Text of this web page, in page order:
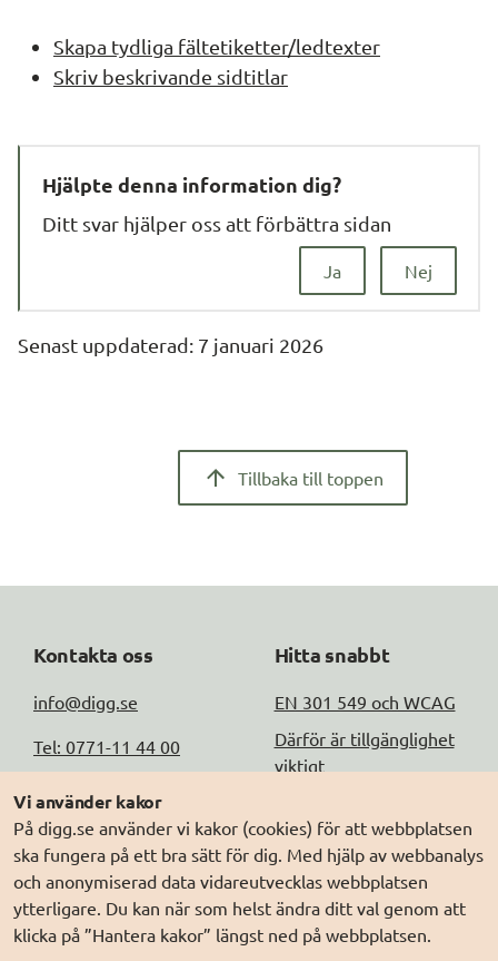
Vi använder kakor
På digg.se använder vi kakor (cookies) för att webbplatsen
ska fungera på ett bra sätt för dig. Med hjälp av webbanalys
och anonymiserad data vidareutvecklas webbplatsen
ytterligare. Du kan när som helst ändra ditt val genom att
klicka på ”Hantera kakor” längst ned på webbplatsen.
Skapa tydliga fältetiketter/ledtexter
Skriv beskrivande sidtitlar
Hjälpte denna information dig?
Nej
Ja
Ditt svar hjälper oss att förbättra sidan
Senast uppdaterad: 7 januari 2026
Tillbaka till toppen
Kontakta oss
info@digg.se
Tel: 0771-11 44 00
Peppol-id:
0007:2021006883
Fler kontaktuppgifter
Hitta snabbt
EN 301 549 och WCAG
Därför är tillgänglighet
viktigt
Om Webbriktlinjer